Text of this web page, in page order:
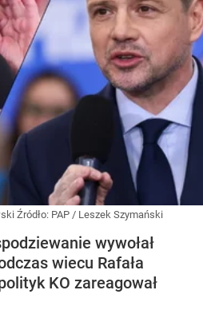
Źródło: PAP / Leszek Szymański
wywołał
wiecu Rafała
KO zareagował